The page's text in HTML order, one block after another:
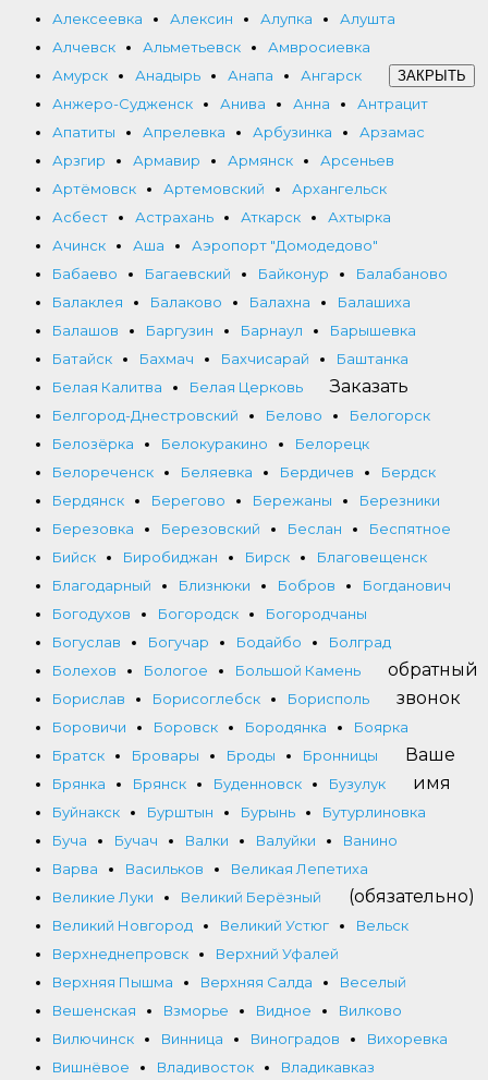
Алексеевка
Алексин Алупка
Алушта
Алчевск
Альметьевск
Амвросиевка
Амурск
Анадырь Анапа
Ангарск
Анжеро-Судженск
Анива Анна
Антрацит
Апатиты
Апрелевка Арбузинка
Арзамас
Арзгир
Армавир Армянск
Арсеньев
Артёмовск
Артемовский
Архангельск
Асбест
Астрахань Аткарск
Ахтырка
Ачинск
Аша
Аэропорт "Домодедово"
Бабаево
Багаевский Байконур
Балабаново
Балаклея
Балаково Балахна
Балашиха
Балашов
Баргузин Барнаул
Барышевка
Батайск
Бахмач Бахчисарай
Баштанка
Белая Калитва
Белая Церковь
Белгород-Днестровский
Белово
Белогорск
Белозёрка
Белокуракино
Белорецк
Белореченск
Беляевка Бердичев
Бердск
Бердянск
Берегово Бережаны
Березники
Березовка
Березовский Беслан
Беспятное
Бийск
Биробиджан Бирск
Благовещенск
Благодарный
Близнюки Бобров
Богданович
Богодухов
Богородск
Богородчаны
Богуслав
Богучар Бодайбо
Болград
Болехов
Бологое
Большой Камень
Борислав
Борисоглебск
Борисполь
Боровичи
Боровск Бородянка
Боярка
Братск
Бровары Броды
Бронницы
Брянка
Брянск Буденновск
Бузулук
Буйнакск
Бурштын Бурынь
Бутурлиновка
Буча
Бучач Валки Валуйки
Ванино
Варва
Васильков
Великая Лепетиха
Великие Луки
Великий Берёзный
Великий Новгород
Великий Устюг
Вельск
Верхнеднепровск
Верхний Уфалей
Верхняя Пышма
Верхняя Салда
Веселый
Вешенская
Взморье Видное
Вилково
Вилючинск
Винница Виноградов
Вихоревка
Вишнёвое
Владивосток
Владикавказ
ЗАКРЫТЬ
Заказать
обратный
звонок
Ваше
имя
(обязательно)